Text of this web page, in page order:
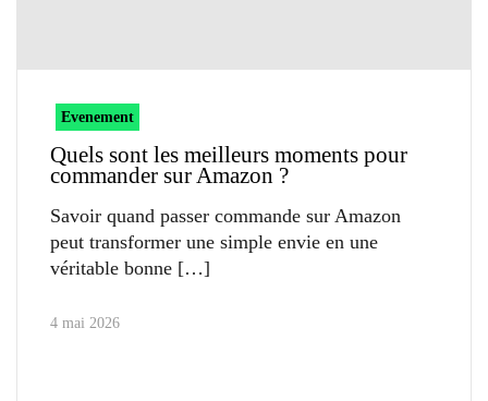
Evenement
Quels sont les meilleurs moments pour
commander sur Amazon ?
Savoir quand passer commande sur Amazon
peut transformer une simple envie en une
véritable bonne
4 mai 2026